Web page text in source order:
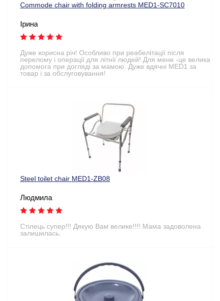
Commode chair with folding armrests MED1-SC7010
Ірина
Дуже корисна річ! Особливо при реабелітації після
перелому і операції для літнії людей! Для мене -це велика
допомога при догляді за мамою. Дуже вдячні MED1 за
товар і за обслуговування!
Steel toilet chair MED1-ZB08
Людмила
Стілець супер!!! Дякую Вам велике!!!! Мама задоволена
залишилась.